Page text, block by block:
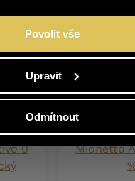
Povolit vše
Upravit
Odmítnout
0
Mionetto